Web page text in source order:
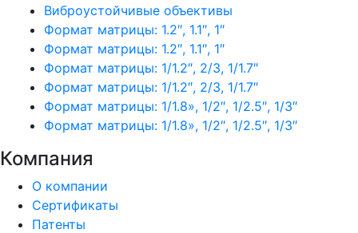
Виброустойчивые объективы
Формат матрицы: 1.2″, 1.1″, 1″
Формат матрицы: 1.2″, 1.1″, 1″
Формат матрицы: 1/1.2″, 2/3, 1/1.7″
Формат матрицы: 1/1.2″, 2/3, 1/1.7″
Формат матрицы: 1/1.8», 1/2″, 1/2.5″, 1/3″
Формат матрицы: 1/1.8», 1/2″, 1/2.5″, 1/3″
Компания
О компании
Сертификаты
Патенты